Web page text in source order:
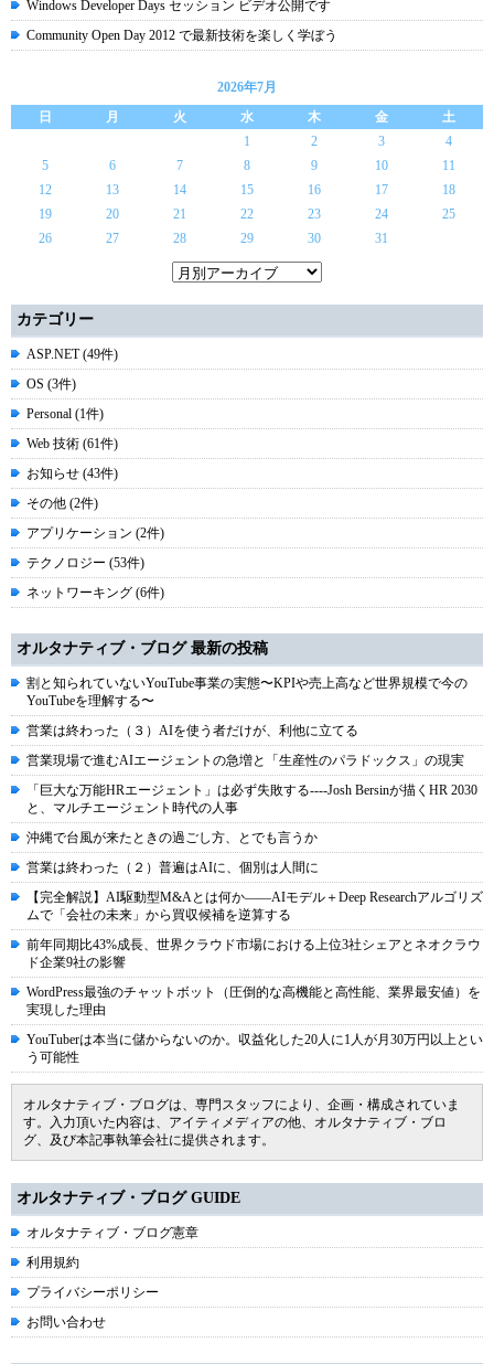
Windows Developer Days セッション ビデオ公開です
Community Open Day 2012 で最新技術を楽しく学ぼう
2026年7月
日
月 火 水 木 金
土
1
2 3
4
5
6 7 8 9 10
11
12
13 14 15 16 17
18
19
20 21 22 23 24
25
26
27 28 29 30 31
カテゴリー
ASP.NET (49件)
OS (3件)
Personal (1件)
Web 技術 (61件)
お知らせ (43件)
その他 (2件)
アプリケーション (2件)
テクノロジー (53件)
ネットワーキング (6件)
オルタナティブ・ブログ 最新の投稿
割と知られていないYouTube事業の実態〜KPIや売上高など世界規模で今の
YouTubeを理解する〜
営業は終わった（３）AIを使う者だけが、利他に立てる
営業現場で進むAIエージェントの急増と「生産性のパラドックス」の現実
「巨大な万能HRエージェント」は必ず失敗する----Josh Bersinが描くHR 2030
と、マルチエージェント時代の人事
沖縄で台風が来たときの過ごし方、とでも言うか
営業は終わった（２）普遍はAIに、個別は人間に
【完全解説】AI駆動型M&Aとは何か――AIモデル＋Deep Researchアルゴリズ
ムで「会社の未来」から買収候補を逆算する
前年同期比43%成長、世界クラウド市場における上位3社シェアとネオクラウ
ド企業9社の影響
WordPress最強のチャットボット（圧倒的な高機能と高性能、業界最安値）を
実現した理由
YouTuberは本当に儲からないのか。収益化した20人に1人が月30万円以上とい
う可能性
オルタナティブ・ブログは、専門スタッフにより、企画・構成されていま
す。入力頂いた内容は、アイティメディアの他、オルタナティブ・ブロ
グ、及び本記事執筆会社に提供されます。
オルタナティブ・ブログ GUIDE
オルタナティブ・ブログ憲章
利用規約
プライバシーポリシー
お問い合わせ